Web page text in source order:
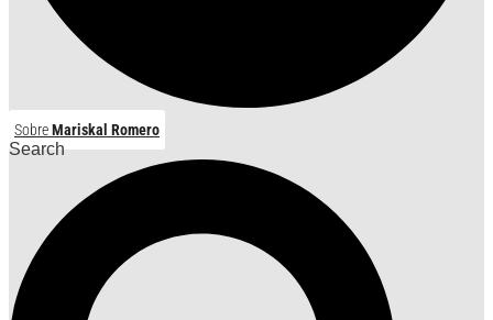
SobreMariskal Romero
Search